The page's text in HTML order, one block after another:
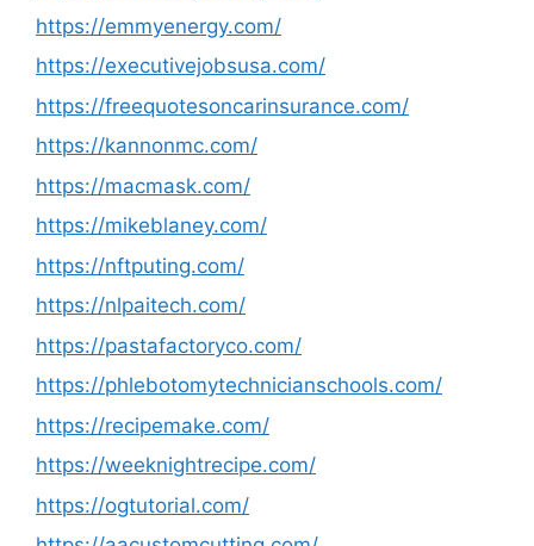
https://emmyenergy.com/
https://executivejobsusa.com/
https://freequotesoncarinsurance.com/
https://kannonmc.com/
https://macmask.com/
https://mikeblaney.com/
https://nftputing.com/
https://nlpaitech.com/
https://pastafactoryco.com/
https://phlebotomytechnicianschools.com/
https://recipemake.com/
https://weeknightrecipe.com/
https://ogtutorial.com/